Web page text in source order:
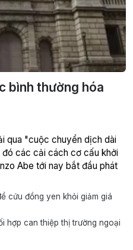
bình thường hóa
qua "cuộc chuyển dịch dài
các cải cách cơ cấu khởi
Abe tới nay bắt đầu phát
cứu đồng yen khỏi giảm giá
hợp can thiệp thị trường ngoại